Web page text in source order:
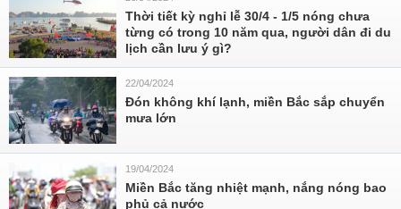
Thời tiết kỳ nghỉ lễ 30/4 - 1/5 nóng chưa
từng có trong 10 năm qua, người dân đi du
lịch cần lưu ý gì?
22/04/2024
Đón không khí lạnh, miền Bắc sắp chuyển
mưa lớn
19/04/2024
Miền Bắc tăng nhiệt mạnh, nắng nóng bao
phủ cả nước